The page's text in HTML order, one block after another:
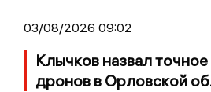
03/08/2026 09:02
Клычков назвал
дронов в Орловской